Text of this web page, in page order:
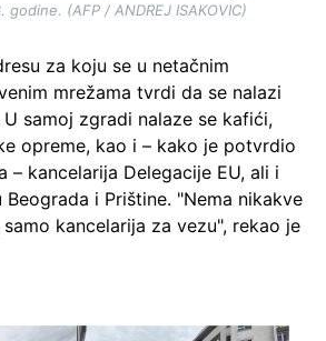
godine. (AFP / ANDREJ ISAKOVIC)
za koju se u netačnim
mrežama tvrdi da se nalazi
U samoj zgradi nalaze se kafići,
opreme, kao i – kako je potvrdio
– kancelarija Delegacije EU, ali i
i Prištine. "Nema nikakve
kancelarija za vezu", rekao je